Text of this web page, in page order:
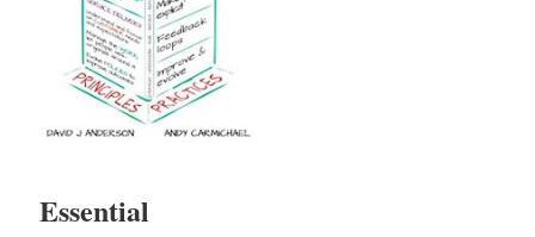
Essential